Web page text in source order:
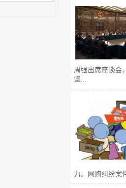
蔡立东教授、侯德
斌副教授、中心秘
书郝乐一行三人...
周强出席座谈会
坚...
力。网购纠纷案